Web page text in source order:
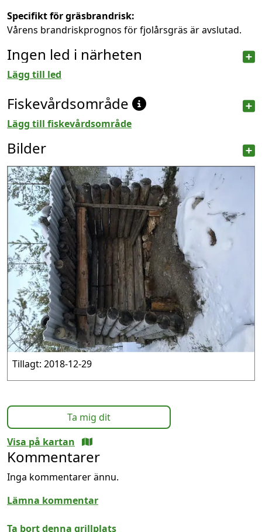
Specifikt för gräsbrandrisk:
Vårens brandriskprognos för fjolårsgräs är avslutad.
Ingen led i närheten
Lägg till led
Fiskevårdsområde
Lägg till fiskevårdsområde
Bilder
Tillagt: 2018-12-29
Ta mig dit
Visa på kartan
Kommentarer
Inga kommentarer ännu.
Lämna kommentar
Ta bort denna grillplats